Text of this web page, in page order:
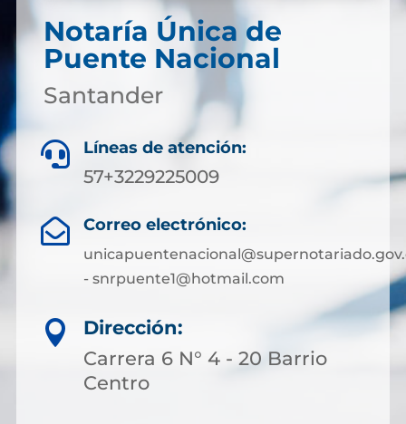
Notaría Única de
Puente Nacional
Santander
 Líneas de atención:
57+3229225009
 Correo electrónico:
- snrpuente1@hotmail.com

Dirección:
Carrera 6 N° 4 - 20 Barrio
Centro